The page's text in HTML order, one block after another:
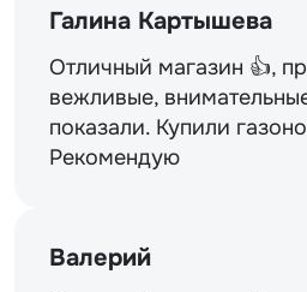
Галина Картышева
Отличный магазин 👍,
вежливые,
показали. Купили
Рекомендую
Валерий